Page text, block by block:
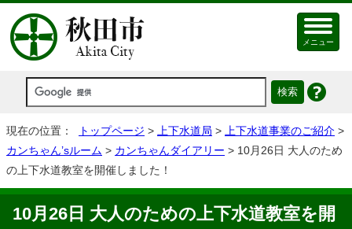
メニュー
現在の位置： トップページ > 上下水道局 > 上下水道事業のご紹介 >
カンちゃん’sルーム > カンちゃんダイアリー > 10月26日 大人のため
の上下水道教室を開催しました！
10月26日 大人のための上下水道教室を開